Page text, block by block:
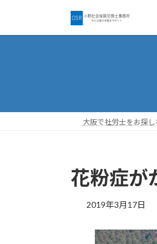
テ
ゲ
大阪で社労士をお探
花粉症が
2019年3月17日